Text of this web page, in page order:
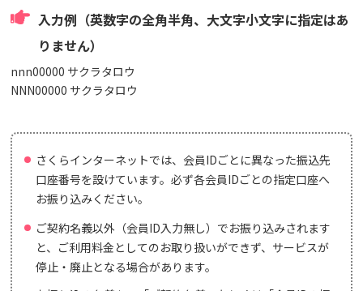
入力例（英数字の全角半角、大文字小文字に指定はあ
りません）
nnn00000 サクラタロウ
NNN00000 サクラタロウ
さくらインターネットでは、会員IDごとに異なった振込先
口座番号を設けています。必ず各会員IDごとの指定口座へ
お振り込みください。
ご契約名義以外（会員ID入力無し）でお振り込みされます
と、ご利用料金としてのお取り扱いができず、サービスが
停止・廃止となる場合があります。